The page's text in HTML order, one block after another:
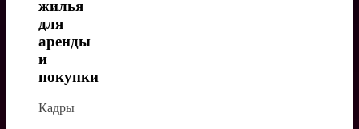
жилья
для
аренды
и
покупки
Кадры